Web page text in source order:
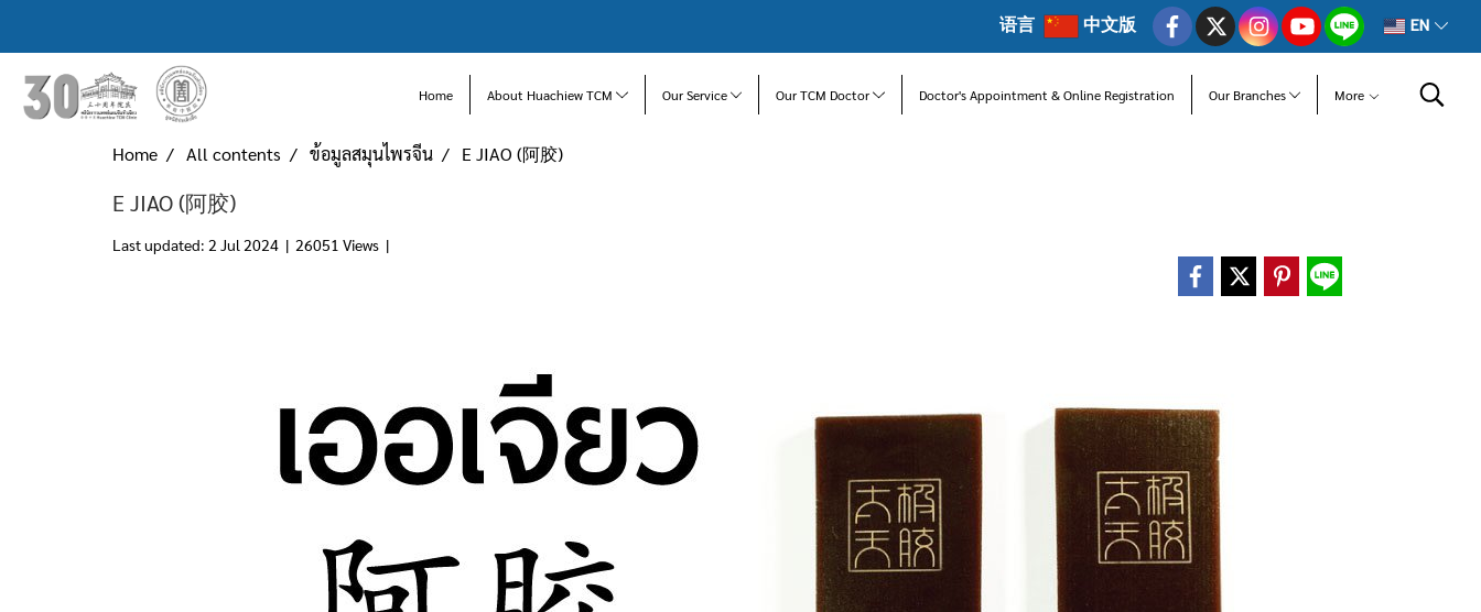
语言 中文版 EN
Home About Huachiew TCM Our Service Our TCM Doctor Doctor's Appointment & Online Registration Our Branches More
Home All contents ข้อมูลสมุนไพรจีน E JIAO (阿胶)
E JIAO (阿胶)
Last updated: 2 Jul 2024 | 26051 Views |